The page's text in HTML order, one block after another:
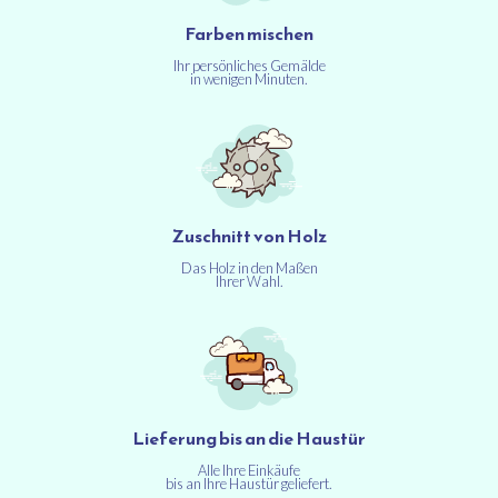
Farben mischen
Ihr persönliches Gemälde
in wenigen Minuten.
Zuschnitt von Holz
Das Holz in den Maßen
Ihrer Wahl.
Lieferung bis an die Haustür
Alle Ihre Einkäufe
bis an Ihre Haustür geliefert.